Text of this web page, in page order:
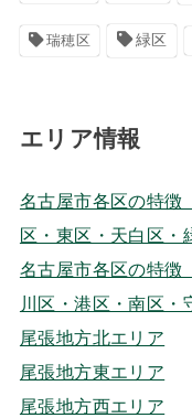
瑞穂区 緑区
エリア情報
名古屋市各区の特徴
区・東区・天白区・
名古屋市各区の特徴
川区・港区・南区・
尾張地方北エリア
尾張地方東エリア
尾張地方西エリア